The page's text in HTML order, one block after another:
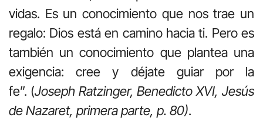
vidas. Es un conocimiento que nos trae un
regalo: Dios está en camino hacia ti. Pero es
también un conocimiento que plantea una
exigencia: cree y déjate guiar por la
fe”. (Joseph Ratzinger, Benedicto XVI, Jesús
de Nazaret, primera parte, p. 80).